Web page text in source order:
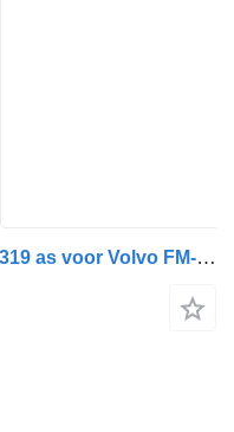
Volvo Rear axel housing 20914319 as voor Volvo FM-300 trekker